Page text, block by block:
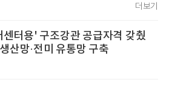
더보기
터용' 구조강관 공급자격 갖췄
산망·전미 유통망 구축